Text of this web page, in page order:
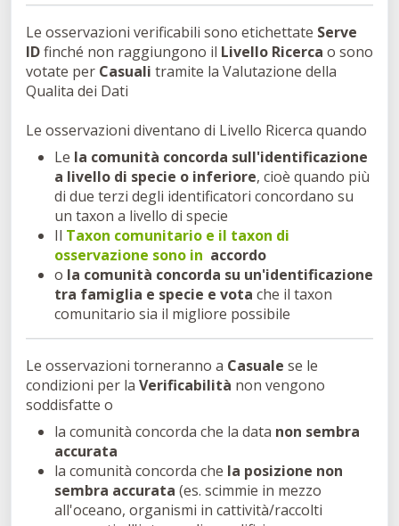
Le osservazioni verificabili sono etichettate Serve
IDfinché non raggiungono il Livello Ricerca o sono
votate per Casuali tramite la Valutazione della
Qualita dei Dati
Le osservazioni diventano di Livello Ricerca quando
Le la comunità concorda sull'identificazione
a livello di specie o inferiore, cioè quando più
di due terzi degli identificatori concordano su
un taxon a livello di specie
Il Taxon comunitario e il taxon di
osservazione sono in accordo
o la comunità concorda su un'identificazione
tra famiglia e specie e vota che il taxon
comunitario sia il migliore possibile
Le osservazioni torneranno a Casuale se le
condizioni per la Verificabilità non vengono
soddisfatte o
la comunità concorda che la data non sembra
accurata
la comunità concorda che la posizione non
sembra accurata (es. scimmie in mezzo
all'oceano, organismi in cattività/raccolti